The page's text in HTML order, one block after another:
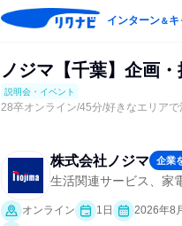
インターン＆キ
ノジマ【千葉】企画
説明会・イベント
28卒オンライン/45分/好きなエリア
株式会社ノジマ 企業
生活関連サービス、家
オンライン 1日
2026年8